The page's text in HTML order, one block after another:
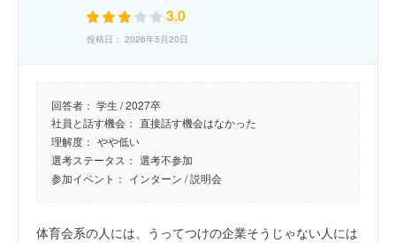
3.0
投稿日： 2026年5月20日
回答者： 学生 / 2027卒
社員と話す機会： 直接話す機会はなかった
理解度： やや低い
選考ステータス： 選考不参加
参加イベント： インターン / 説明会
体育会系の人には、うってつけの企業そうじゃない人には